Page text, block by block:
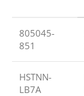
805045-
851
HSTNN-
LB7A